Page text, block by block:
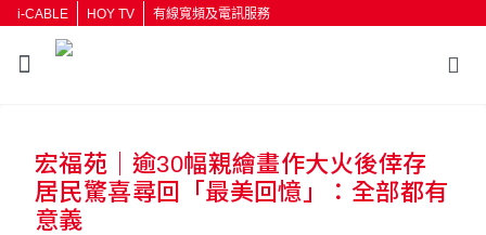
i-CABLE HOY TV 有線寬頻及電訊服務
按輸入鍵開始搜尋
宏福苑｜逾30幅親繪畫作大火後倖存
居民驚喜尋回「最美回憶」：全部都有
意義